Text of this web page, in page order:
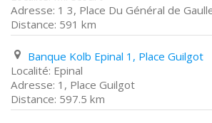
1 3, Place Du Général de
591 km
Banque Kolb Epinal 1, Place Guilgot
Epinal
1, Place Guilgot
597.5 km